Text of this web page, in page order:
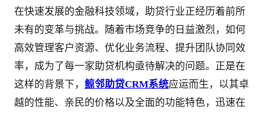
在快速发展的金融科技领域，助贷行业正经历着前所
未有的变革与挑战。随着市场竞争的日益激烈，如何
高效管理客户资源、优化业务流程、提升团队协同效
率，成为了每一家助贷机构亟待解决的问题。正是在
这样的背景下， 鲸邻助贷CRM系统应运而生，以其卓
越的性能、亲民的价格以及全面的功能特色，迅速在